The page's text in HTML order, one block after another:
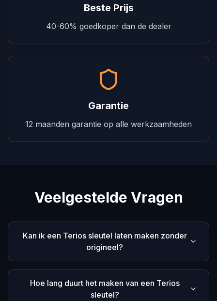
Beste Prijs
40-60% goedkoper dan de dealer
Garantie
12 maanden garantie op alle werkzaamheden
Veelgestelde Vragen
Kan ik een Terios sleutel laten maken zonder
origineel?
Hoe lang duurt het maken van een Terios
sleutel?